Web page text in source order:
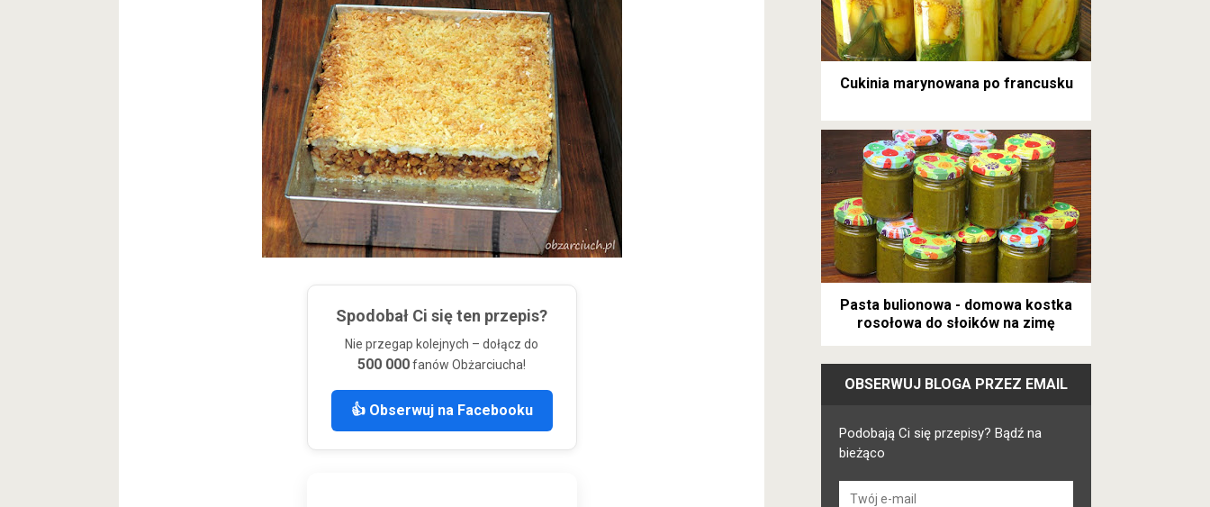
Spodobał Ci się ten przepis?
Nie przegap kolejnych – dołącz do
500 000fanów Obżarciucha!
👍 Obserwuj na Facebooku
Cukinia marynowana po francusku
Pasta bulionowa - domowa kostka
rosołowa do słoików na zimę
OBSERWUJ BLOGA PRZEZ EMAIL
Podobają Ci się przepisy? Bądź na
bieżąco